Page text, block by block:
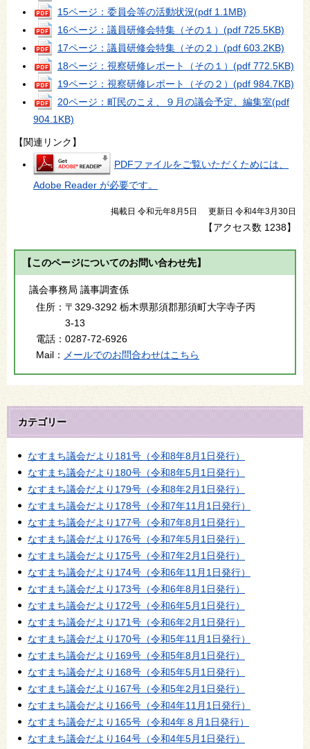
15ページ：委員会等の活動状況(pdf 1.1MB)
16ページ：議員研修会特集（その１） (pdf 725.5KB)
17ページ：議員研修会特集（その２） (pdf 603.2KB)
18ページ：視察研修レポート（その１） (pdf 772.5KB)
19ページ：視察研修レポート（その２） (pdf 984.7KB)
20ページ：町民のこえ、９月の議会予定、編集室(pdf
904.1KB)
【関連リンク】
PDFファイルをご覧いただくためには、
Adobe Reader が必要です。
掲載日 令和元年8月5日 更新日 令和4年3月30日
【アクセス数 1238】
【このページについてのお問い合わせ先】
議会事務局 議事調査係
住所： 〒329-3292 栃木県那須郡那須町大字寺子丙
3-13
電話： 0287-72-6926
Mail： メールでのお問合わせはこちら
カテゴリー
なすまち議会だより181号（令和8年8月1日発行）
なすまち議会だより180号（令和8年5月1日発行）
なすまち議会だより179号（令和8年2月1日発行）
なすまち議会だより178号（令和7年11月1日発行）
なすまち議会だより177号（令和7年8月1日発行）
なすまち議会だより176号（令和7年5月1日発行）
なすまち議会だより175号（令和7年2月1日発行）
なすまち議会だより174号（令和6年11月1日発行）
なすまち議会だより173号（令和6年8月1日発行）
なすまち議会だより172号（令和6年5月1日発行）
なすまち議会だより171号（令和6年2月1日発行）
なすまち議会だより170号（令和5年11月1日発行）
なすまち議会だより169号（令和5年8月1日発行）
なすまち議会だより168号（令和5年5月1日発行）
なすまち議会だより167号（令和5年2月1日発行）
なすまち議会だより166号（令和4年11月1日発行）
なすまち議会だより165号（令和4年８月1日発行）
なすまち議会だより164号（令和4年5月1日発行）